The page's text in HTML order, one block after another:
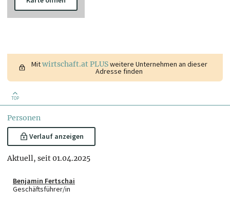
Mitwirtschaft.at PLUSweitere Unternehmen an dieser
Adresse finden
TOP
Personen
Verlauf anzeigen
Aktuell, seit 01.04.2025
Benjamin Fertschai
Geschäftsführer/in